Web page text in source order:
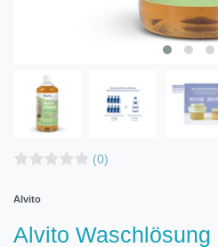
(0)
Alvito
Alvito Waschlösung